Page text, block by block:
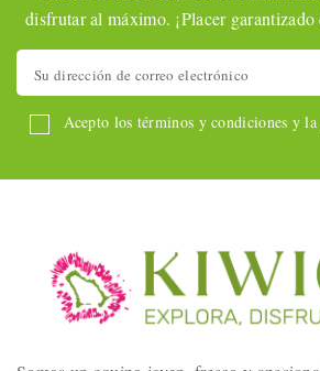
disfrutar al máximo. ¡Placer
Acepto los términos y condiciones y